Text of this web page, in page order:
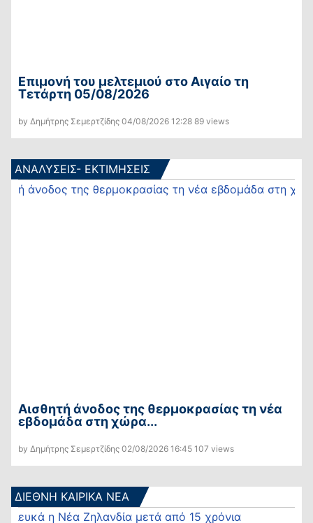
Επιμονή του μελτεμιού στο Αιγαίο τη
Τετάρτη 05/08/2026
by Δημήτρης Σεμερτζίδης 04/08/2026 12:28 89 views
ΑΝΑΛΥΣΕΙΣ- ΕΚΤΙΜΗΣΕΙΣ
Αισθητή άνοδος της θερμοκρασίας τη νέα
εβδομάδα στη χώρα...
by Δημήτρης Σεμερτζίδης 02/08/2026 16:45 107 views
ΔΙΕΘΝΗ ΚΑΙΡΙΚΑ ΝΕΑ